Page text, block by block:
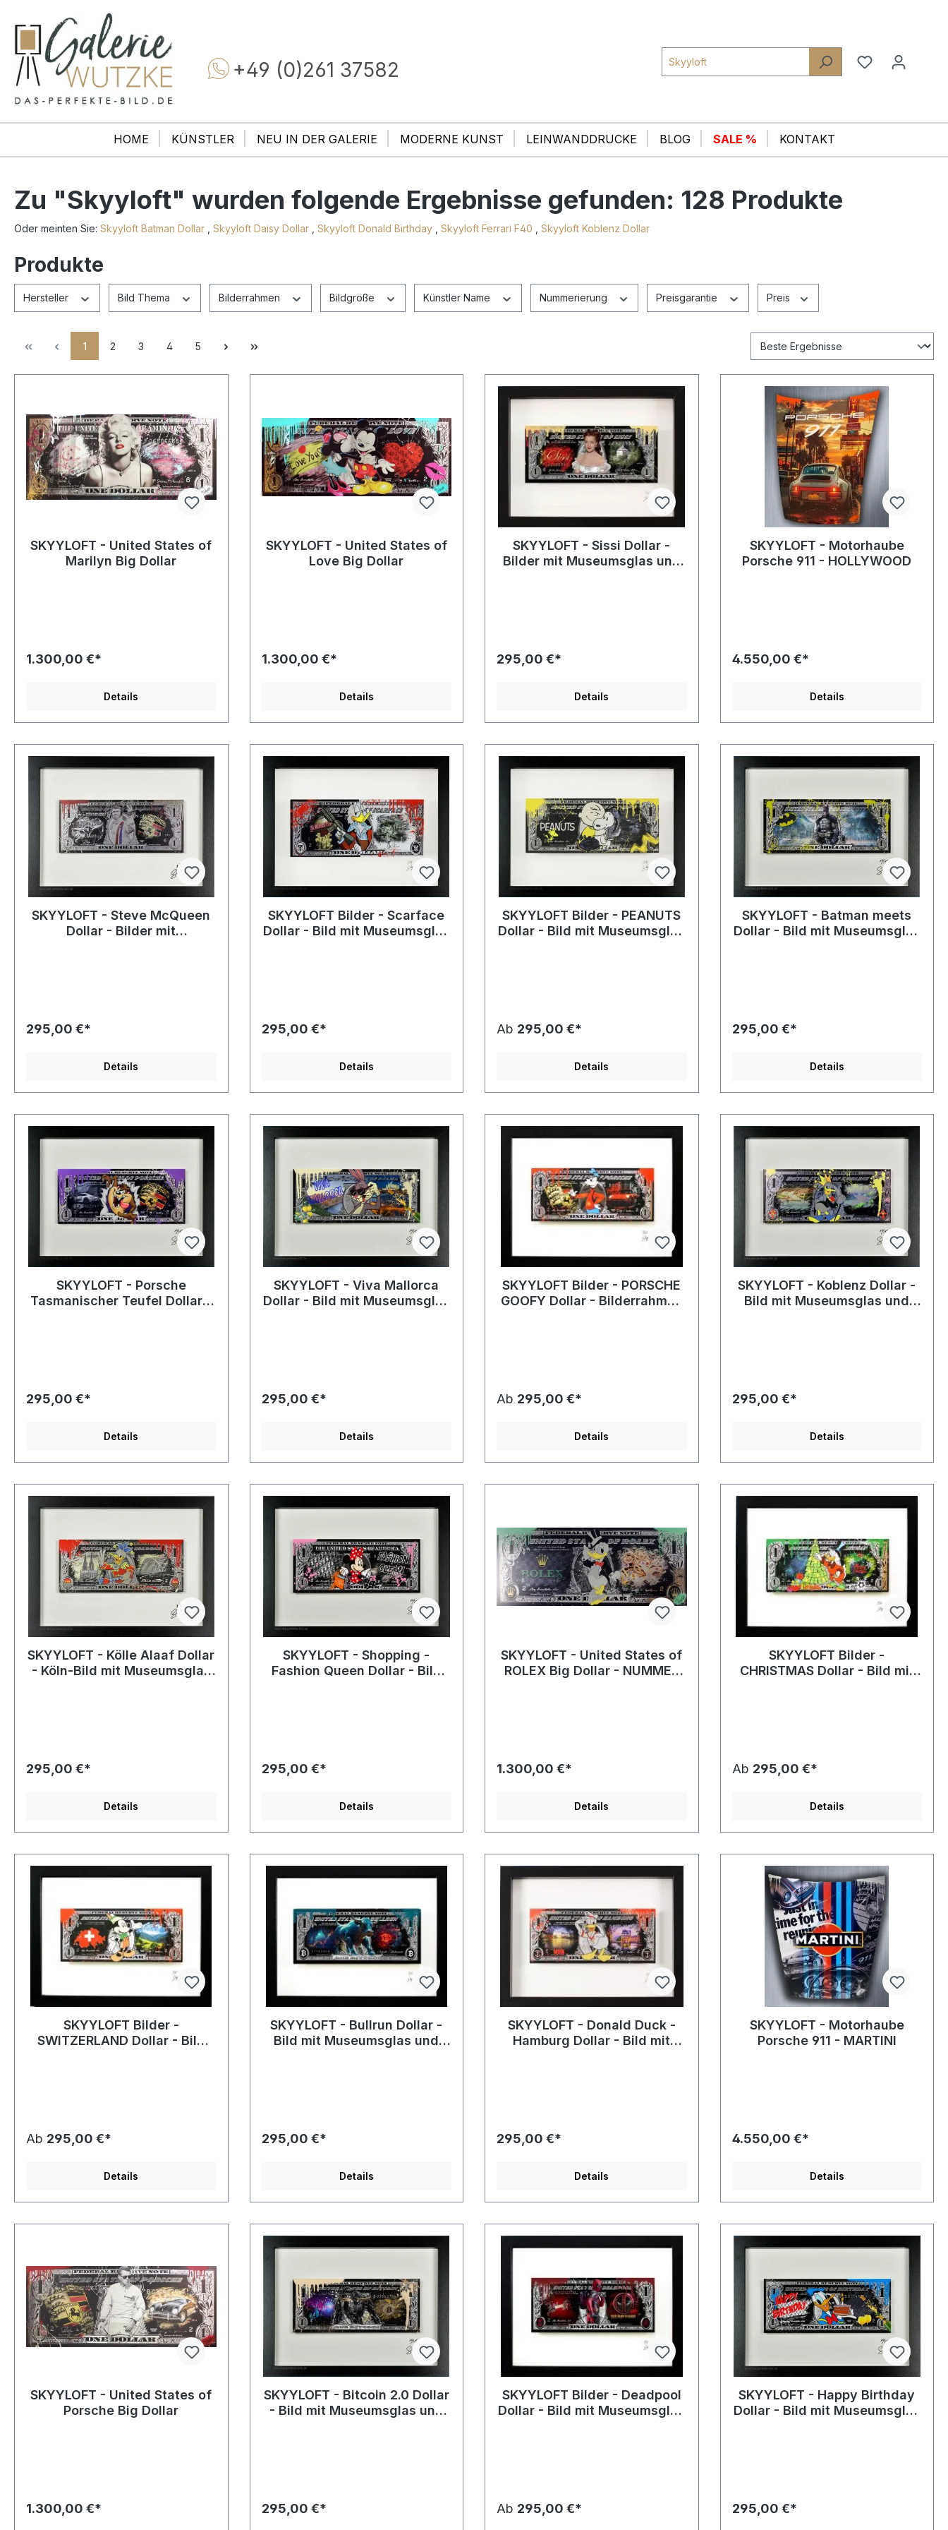
+49 (0)261 37582
HOME KÜNSTLER NEU IN DER GALERIE MODERNE KUNST LEINWANDDRUCKE BLOG SALE % KONTAKT
Zu "Skyyloft" wurden folgende Ergebnisse gefunden: 128 Produkte
Oder meinten Sie: Skyyloft Batman Dollar Skyyloft Daisy Dollar Skyyloft Donald Birthday Skyyloft Ferrari F40 Skyyloft Koblenz Dollar
Produkte
Hersteller Bild Thema Bilderrahmen Bildgröße Künstler Name Nummerierung Preisgarantie Preis
1 2 3 4 5
SKYYLOFT - United States of
Marilyn Big Dollar
1.300,00 €*
Details
SKYYLOFT - United States of
Love Big Dollar
1.300,00 €*
Details
SKYYLOFT - Sissi Dollar -
Bilder mit Museumsglas und
295,00 €*
Details
SKYYLOFT - Motorhaube
Porsche 911 - HOLLYWOOD
4.550,00 €*
Details
SKYYLOFT - Steve McQueen
Dollar - Bilder mit
295,00 €*
Details
SKYYLOFT Bilder - Scarface
Dollar - Bild mit Museumsglas
295,00 €*
Details
SKYYLOFT Bilder - PEANUTS
Dollar - Bild mit Museumsglas
Ab 295,00 €*
Details
SKYYLOFT - Batman meets
Dollar - Bild mit Museumsglas
295,00 €*
Details
SKYYLOFT - Porsche
Tasmanischer Teufel Dollar -
295,00 €*
Details
SKYYLOFT - Viva Mallorca
Dollar - Bild mit Museumsglas
295,00 €*
Details
SKYYLOFT Bilder - PORSCHE
GOOFY Dollar - Bilderrahmen
Ab 295,00 €*
Details
SKYYLOFT - Koblenz Dollar -
Bild mit Museumsglas und
295,00 €*
Details
SKYYLOFT - Kölle Alaaf Dollar
- Köln-Bild mit Museumsglas
295,00 €*
Details
SKYYLOFT - Shopping -
Fashion Queen Dollar - Bild
295,00 €*
Details
SKYYLOFT - United States of
ROLEX Big Dollar - NUMMER
1.300,00 €*
Details
SKYYLOFT Bilder -
CHRISTMAS Dollar - Bild mit
Ab 295,00 €*
Details
SKYYLOFT Bilder -
SWITZERLAND Dollar - Bild
Ab 295,00 €*
Details
SKYYLOFT - Bullrun Dollar -
Bild mit Museumsglas und
295,00 €*
Details
SKYYLOFT - Donald Duck -
Hamburg Dollar - Bild mit
295,00 €*
Details
SKYYLOFT - Motorhaube
Porsche 911 - MARTINI
4.550,00 €*
Details
SKYYLOFT - United States of
Porsche Big Dollar
1.300,00 €*
SKYYLOFT - Bitcoin 2.0 Dollar
- Bild mit Museumsglas und
295,00 €*
SKYYLOFT Bilder - Deadpool
Dollar - Bild mit Museumsglas
Ab 295,00 €*
SKYYLOFT - Happy Birthday
Dollar - Bild mit Museumsglas
295,00 €*